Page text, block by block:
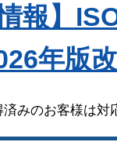
報】
年版
済みのお客様は対